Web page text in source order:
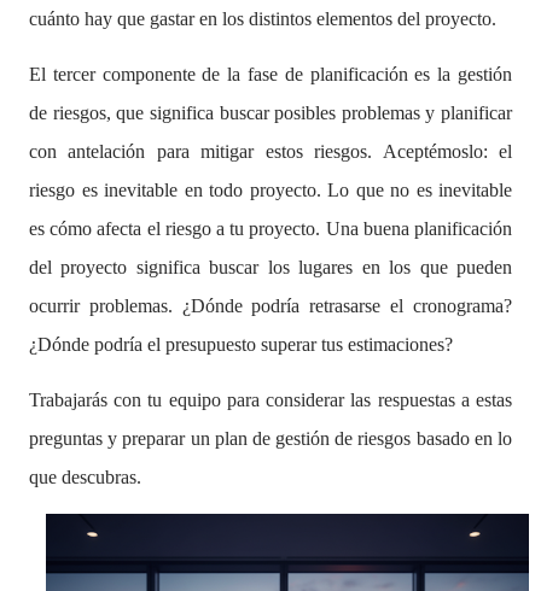
cuánto hay que gastar en los distintos elementos del proyecto.
El tercer componente de la fase de planificación es la gestión
de riesgos, que significa buscar posibles problemas y planificar
con antelación para mitigar estos riesgos. Aceptémoslo: el
riesgo es inevitable en todo proyecto. Lo que no es inevitable
es cómo afecta el riesgo a tu proyecto. Una buena planificación
del proyecto significa buscar los lugares en los que pueden
ocurrir problemas. ¿Dónde podría retrasarse el cronograma?
¿Dónde podría el presupuesto superar tus estimaciones?
Trabajarás con tu equipo para considerar las respuestas a estas
preguntas y preparar un plan de gestión de riesgos basado en lo
que descubras.